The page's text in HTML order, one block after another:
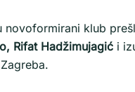
klub
Rifat Hadžimujagić i